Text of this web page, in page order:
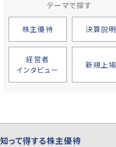
テーマで探す
株主優待 決算説明
経営者
インタビュー
新規上場
知って得する株主優待